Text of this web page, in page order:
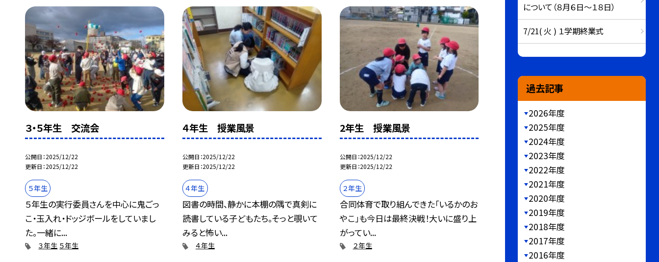
３・５年生 交流会
公開日 2025/12/22
更新日 2025/12/22
５年生
５年生の実行委員さんを中心に鬼ごっ
こ・玉入れ・ドッジボールをしていまし
た。一緒に...
３年生 ５年生
４年生 授業風景
公開日 2025/12/22
更新日 2025/12/22
４年生
図書の時間、静かに本棚の隅で真剣に
読書している子どもたち。そっと覗いて
みると怖い...
４年生
2年生 授業風景
公開日 2025/12/22
更新日 2025/12/22
２年生
合同体育で取り組んできた「いるかのお
やこ」も今日は最終決戦！大いに盛り上
がってい...
２年生
について（８月６日～１８日）
7/21( 火 ) １学期終業式
過去記事
2026年度
2025年度
2024年度
2023年度
2022年度
2021年度
2020年度
2019年度
2018年度
2017年度
2016年度